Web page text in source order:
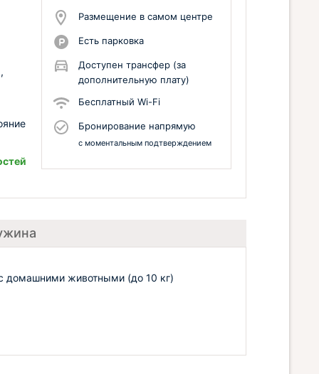
Размещение в самом центре
Есть парковка
Доступен трансфер (за
дополнительную плату)
Бесплатный Wi-Fi
Бронирование напрямую
с моментальным подтверждением
домашними животными (до 10 кг)